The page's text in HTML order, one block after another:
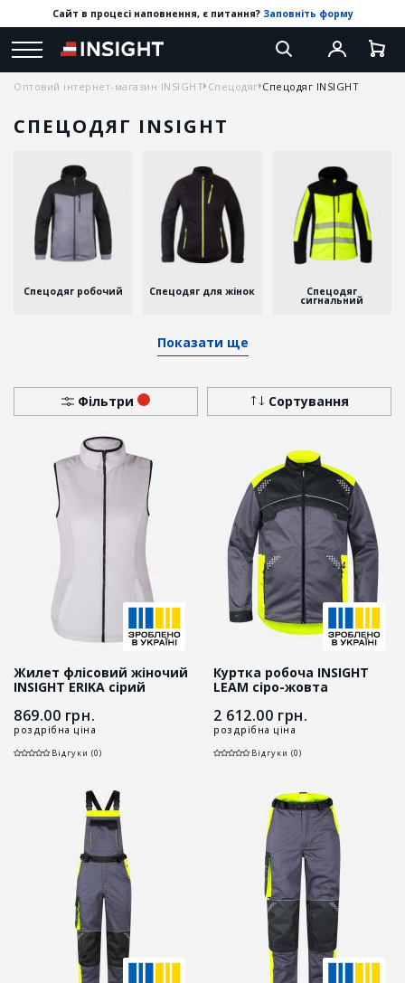
Сайт в процесі наповнення, є питання? Заповніть форму
Оптовий інтернет-магазин INSIGHT Спецодяг Спецодяг INSIGHT
СПЕЦОДЯГ INSIGHT
Спецодяг робочий Спецодяг для жінок Спецодяг
сигнальний
Показати ще
Фільтри Сортування
Жилет флісовий жіночий
INSIGHT ERIKA сірий
869.00 грн.
роздрібна ціна
Відгуки (0)
Куртка робоча INSIGHT
LEAM сіро-жовта
2 612.00 грн.
роздрібна ціна
Відгуки (0)